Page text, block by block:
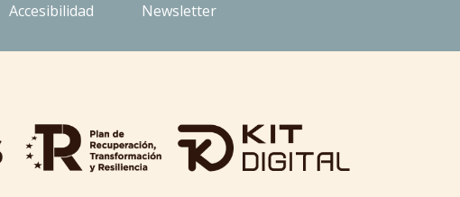
Accesibilidad Newsletter